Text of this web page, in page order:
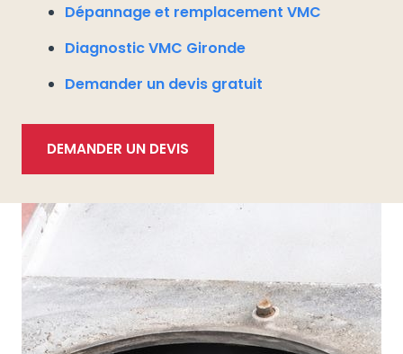
Dépannage et remplacement VMC
Diagnostic VMC Gironde
Demander un devis gratuit
DEMANDER UN DEVIS